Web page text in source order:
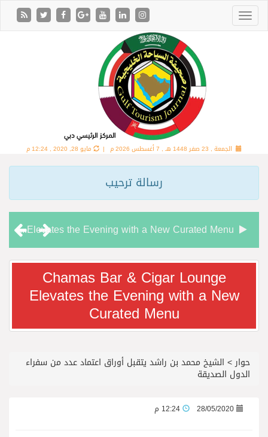
الجمعة , 23 صفر 1448 هـ , 7 أغسطس 2026 م | مايو 28, 2020 , 12:24 م
رسالة ترحيب
Chamas Bar & Cigar Lounge Elevates the Evening with a New Curated Menu
“شاماس” يقدّم تجربة مسائية راقية مع قائمة جديدة مستوحاة من النكهات البرازيلية
رجل الاعمال سعيد ال بخيت يغادر المستشفى
Chamas Bar & Cigar Lounge
Elevates the Evening with a New
Curated Menu
حوار> الشيخ محمد بن راشد يتقبل أوراق اعتماد عدد من سفراء
الدول الصديقة
28/05/2020